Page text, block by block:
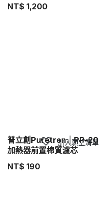
NT$ 1,200
普立創Puretron｜PP-20
加熱器前置棉質濾芯
NT$ 190
加入願望清單